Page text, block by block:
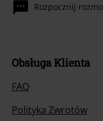
Rozpocznij
Obsługa Klienta
FAQ
Polityka Zwrotów